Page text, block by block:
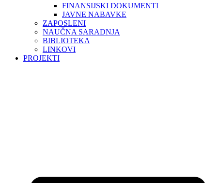
FINANSIJSKI DOKUMENTI
JAVNE NABAVKE
ZAPOSLENI
NAUČNA SARADNJA
BIBLIOTEKA
LINKOVI
PROJEKTI